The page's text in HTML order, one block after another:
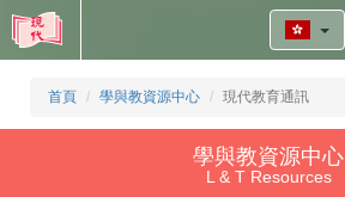
首頁 學與教資源中心 現代教育通訊
學與教資源中心
L & T Resources